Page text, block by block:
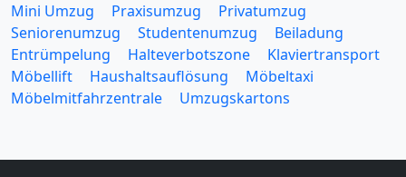
Mini Umzug
Praxisumzug
Privatumzug
Seniorenumzug
Studentenumzug
Beiladung
Entrümpelung
Halteverbotszone
Klaviertransport
Möbellift
Haushaltsauflösung
Möbeltaxi
Möbelmitfahrzentrale
Umzugskartons